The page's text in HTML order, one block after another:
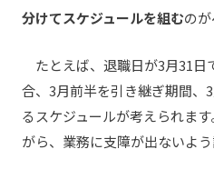
分けてスケジュールを組むのが
たとえば、退職日が3月31日
合、3月前半を引き継ぎ期間、
るスケジュールが考えられま
がら、業務に支障が出ないよう